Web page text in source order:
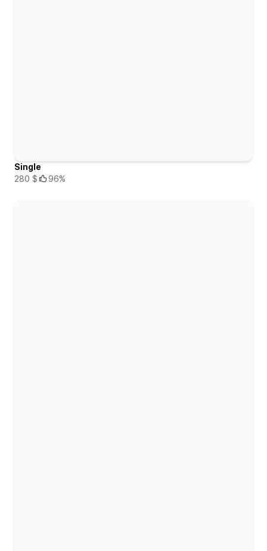
Single
280 $
96%